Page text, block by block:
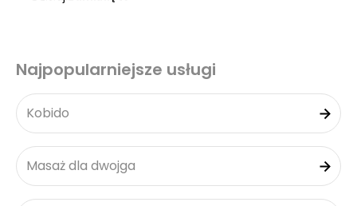
Najpopularniejsze usługi
Kobido
Masaż dla dwojga